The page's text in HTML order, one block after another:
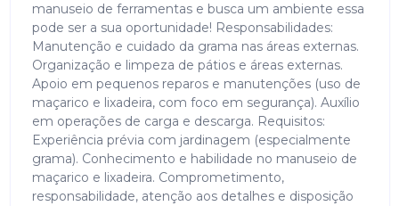
manuseio de ferramentas e busca um ambiente essa
pode ser a sua oportunidade! Responsabilidades:
Manutenção e cuidado da grama nas áreas externas.
Organização e limpeza de pátios e áreas externas.
Apoio em pequenos reparos e manutenções (uso de
maçarico e lixadeira, com foco em segurança). Auxílio
em operações de carga e descarga. Requisitos:
Experiência prévia com jardinagem (especialmente
grama). Conhecimento e habilidade no manuseio de
maçarico e lixadeira. Comprometimento,
responsabilidade, atenção aos detalhes e disposição